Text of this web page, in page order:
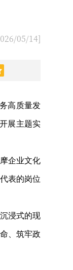
05/14]
高质量发
展主题实
企业文化
表的岗位
浸式的现
、筑牢政